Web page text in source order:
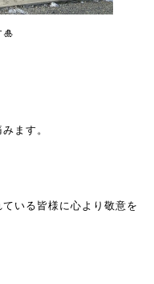
🎍
ます。
いる皆様に心より敬意を